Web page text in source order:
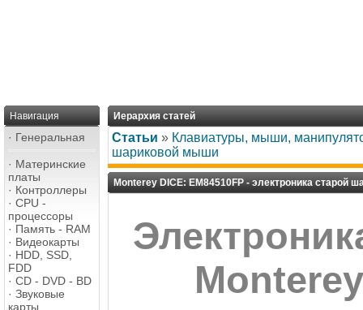
Навигация
· Генеральная
· Материнские
платы
· Контроллеры
· CPU -
процессоры
· Память - RAM
· Видеокарты
· HDD, SSD,
FDD
· CD - DVD - BD
· Звуковые
карты
Иерархия статей
Статьи » Клавиатуры, мыши,
шариковой мыши
Monterey DICE: EM84510FP - электроника старой